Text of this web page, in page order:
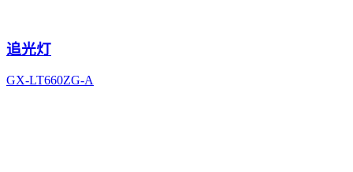
追光灯
GX-LT660ZG-A